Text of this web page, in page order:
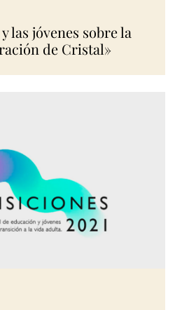
las jóvenes sobre la
de Cristal»